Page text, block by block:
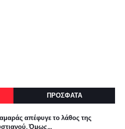
ΠΡΟΣΦΑΤΑ
απέφυγε το λάθος της
Όμως...